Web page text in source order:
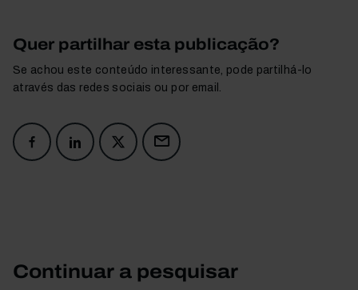
Quer partilhar esta publicação?
Se achou este conteúdo interessante, pode partilhá-lo
através das redes sociais ou por email.
Continuar a pesquisar